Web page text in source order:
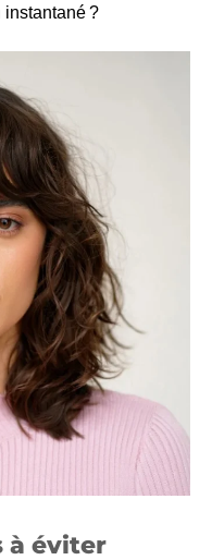
instantané ?
à éviter